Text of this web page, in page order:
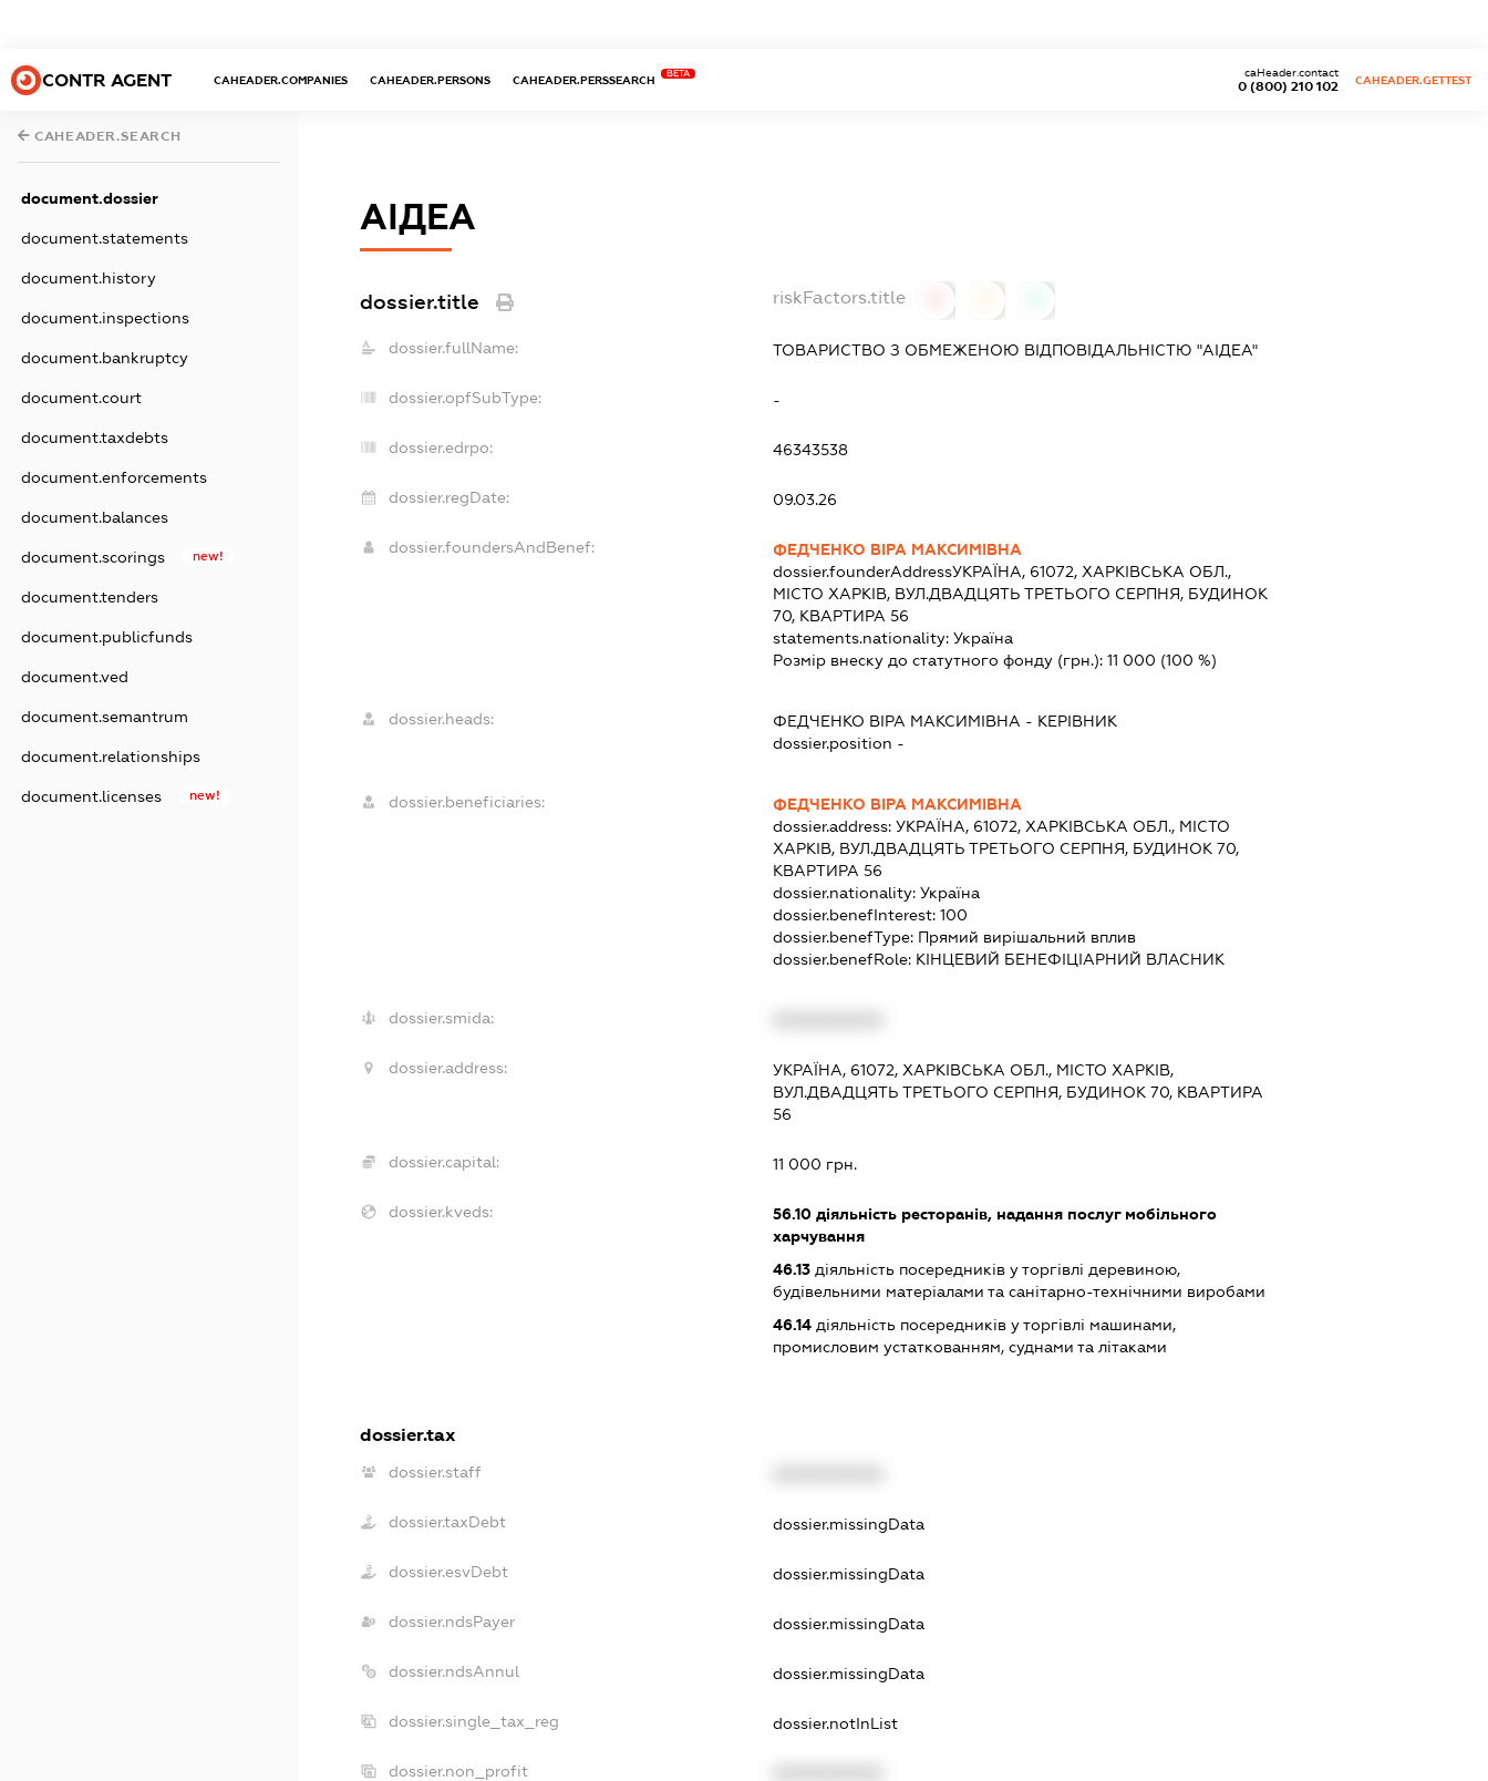
CONTR AGENT CAHEADER.COMPANIES CAHEADER.PERSONS CAHEADER.PERSSEARCH
BETA
0 (800) 210 102
caHeader.contact
CAHEADER.GETTEST
CAHEADER.SEARCH
document.dossier
document.statements
document.history
document.inspections
document.bankruptcy
document.court
document.taxdebts
document.enforcements
document.balances
document.scorings new!
document.tenders
document.publicfunds
document.ved
document.semantrum
document.relationships
document.licenses new!
АІДЕА
dossier.title riskFactors.title
dossier.fullName: ТОВАРИСТВО З ОБМЕЖЕНОЮ ВІДПОВІДАЛЬНІСТЮ "АІДЕА"
dossier.opfSubType: -
dossier.edrpo: 46343538
dossier.regDate: 09.03.26
dossier.foundersAndBenef:
ФЕДЧЕНКО ВІРА МАКСИМІВНА
dossier.founderAddressУКРАЇНА, 61072, ХАРКІВСЬКА ОБЛ.,
МІСТО ХАРКІВ, ВУЛ.ДВАДЦЯТЬ ТРЕТЬОГО СЕРПНЯ, БУДИНОК
70, КВАРТИРА 56
statements.nationality: Україна
Розмір внеску до статутного фонду (грн.): 11 000 (100 %)
dossier.heads: ФЕДЧЕНКО ВІРА МАКСИМІВНА - КЕРІВНИК
dossier.position -
dossier.beneficiaries:
ФЕДЧЕНКО ВІРА МАКСИМІВНА
dossier.address: УКРАЇНА, 61072, ХАРКІВСЬКА ОБЛ., МІСТО
ХАРКІВ, ВУЛ.ДВАДЦЯТЬ ТРЕТЬОГО СЕРПНЯ, БУДИНОК 70,
КВАРТИРА 56
dossier.nationality: Україна
dossier.benefInterest: 100
dossier.benefType: Прямий вирішальний вплив
dossier.benefRole: КІНЦЕВИЙ БЕНЕФІЦІАРНИЙ ВЛАСНИК
dossier.smida:
dossier.address:
УКРАЇНА, 61072, ХАРКІВСЬКА ОБЛ., МІСТО ХАРКІВ,
ВУЛ.ДВАДЦЯТЬ ТРЕТЬОГО СЕРПНЯ, БУДИНОК 70, КВАРТИРА
56
dossier.capital: 11 000 грн.
dossier.kveds: 56.10діяльність ресторанів, надання послуг мобільного
харчування
46.13діяльність посередників у торгівлі деревиною,
будівельними матеріалами та санітарно-технічними виробами
46.14діяльність посередників у торгівлі машинами,
промисловим устаткованням, суднами та літаками
dossier.tax
dossier.staff
dossier.taxDebt dossier.missingData
dossier.esvDebt dossier.missingData
dossier.ndsPayer dossier.missingData
dossier.ndsAnnul dossier.missingData
dossier.single_tax_reg dossier.notInList
dossier.non_profit